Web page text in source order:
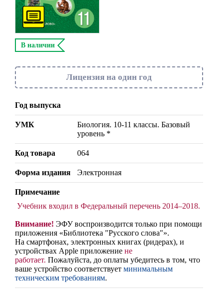
В наличии
Лицензия на один год
Год выпуска
УМК
Биология. 10-11 классы. Базовый
уровень *
Код товара 064
Форма издания Электронная
Примечание
Учебник входил в Федеральный перечень 2014–2018.
Внимание! ЭФУ воспроизводится только при помощи
приложения «Библиотека "Русского слова"».
На смартфонах, электронных книгах (ридерах), и
устройствах Apple приложение не
работает. Пожалуйста, до оплаты убедитесь в том, что
ваше устройство соответствует минимальным
техническим требованиям.